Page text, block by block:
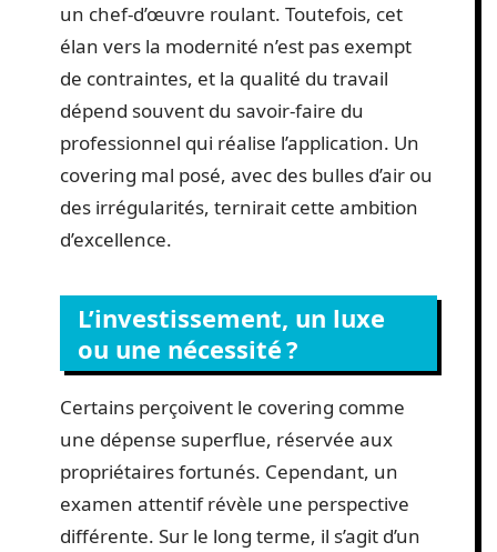
un chef-d’œuvre roulant. Toutefois, cet
élan vers la modernité n’est pas exempt
de contraintes, et la qualité du travail
dépend souvent du savoir-faire du
professionnel qui réalise l’application. Un
covering mal posé, avec des bulles d’air ou
des irrégularités, ternirait cette ambition
d’excellence.
L’investissement, un luxe
ou une nécessité ?
Certains perçoivent le covering comme
une dépense superflue, réservée aux
propriétaires fortunés. Cependant, un
examen attentif révèle une perspective
différente. Sur le long terme, il s’agit d’un